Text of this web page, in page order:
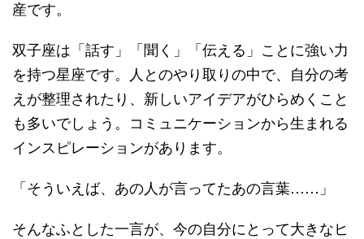
産です。
双子座は「話す」「聞く」「伝える」ことに強い力
を持つ星座です。人とのやり取りの中で、自分の考
えが整理されたり、新しいアイデアがひらめくこと
も多いでしょう。コミュニケーションから生まれる
インスピレーションがあります。
「そういえば、あの人が言ってたあの言葉……」
そんなふとした一言が、今の自分にとって大きなヒ